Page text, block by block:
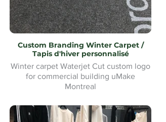
Custom Branding Winter Carpet /
Tapis d'hiver personnalisé
Winter carpet Waterjet Cut custom logo
for commercial building uMake
Montreal
Tapis d'hiver Waterjet Cut logo
personnalisé pour bâtiment commercial